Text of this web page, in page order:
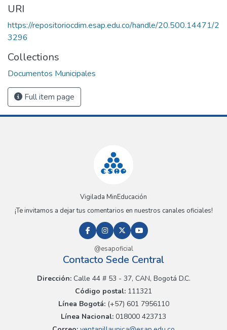
URI
https://repositoriocdim.esap.edu.co/handle/20.500.14471/2
3296
Collections
Documentos Municipales
Full item page
Vigilada MinEducación
¡Te invitamos a dejar tus comentarios en nuestros canales oficiales!
@esapoficial
Contacto Sede Central
Dirección:Calle 44 # 53 - 37, CAN, Bogotá D.C.
Código postal: 111321
Línea Bogotá:(+57) 601 7956110
Línea Nacional: 018000 423713